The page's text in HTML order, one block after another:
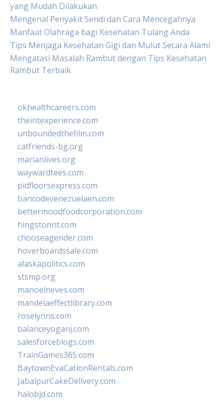
yang Mudah Dilakukan
Mengenal Penyakit Sendi dan Cara Mencegahnya
Manfaat Olahraga bagi Kesehatan Tulang Anda
Tips Menjaga Kesehatan Gigi dan Mulut Secara Alami
Mengatasi Masalah Rambut dengan Tips Kesehatan
Rambut Terbaik
okhealthcareers.com
theintexperience.com
unboundedthefilm.com
catfriends-bg.org
marianlives.org
waywardtees.com
pidfloorsexpress.com
bancodevenezuelaen.com
bettermoodfoodcorporation.com
hingstonnt.com
chooseagender.com
hoverboardssale.com
alaskapolitics.com
stsmp.org
manoelneves.com
mandelaeffectlibrary.com
roselynns.com
balanceyoganj.com
salesforceblogs.com
TrainGames365.com
BaytownEvaCationRentals.com
JabalpurCakeDelivery.com
halobjd.com